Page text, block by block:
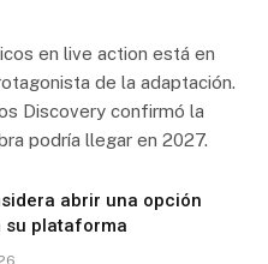
en live action está en
de la adaptación.
Discovery confirmó la
podría llegar en 2027.
abrir una opción
su plataforma